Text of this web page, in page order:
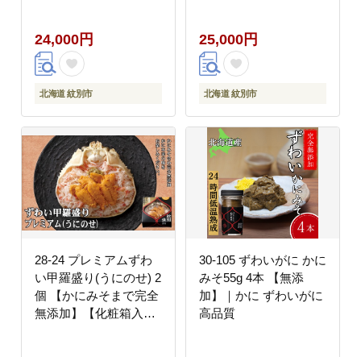
24,000円
北海道 紋別市
25,000円
北海道 紋別市
28-24 プレミアムずわ
い甲羅盛り(うにのせ) 2
個 【かにみそまで完全
無添加】【化粧箱入
30-105 ずわいがに かに
みそ55g 4本 【無添
加】｜かに ずわいがに
高品質